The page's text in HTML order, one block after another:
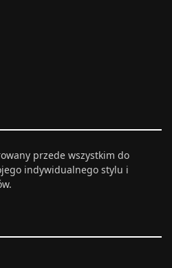
przede wszystkim do
indywidualnego stylu i